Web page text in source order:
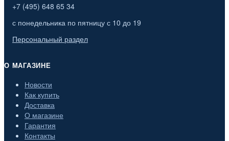
+7 (495) 648 65 34
с понедельника по пятницу с 10 до 19
Персональный раздел
О МАГАЗИНЕ
Новости
Как купить
Доставка
О магазине
Гарантия
Контакты